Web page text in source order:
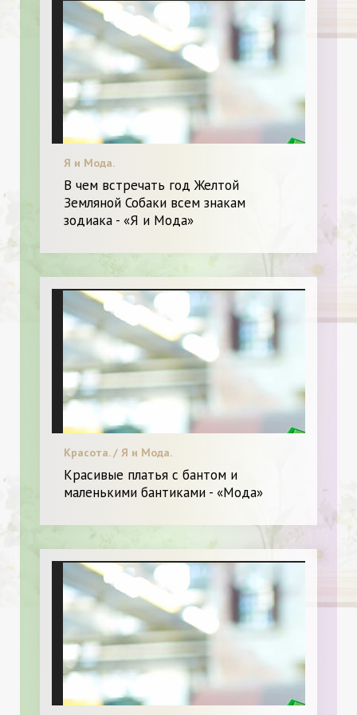
Я и Мода.
В чем встречать год Желтой
Земляной Собаки всем знакам
зодиака - «Я и Мода»
Красота. / Я и Мода.
Красивые платья с бантом и
маленькими бантиками - «Мода»